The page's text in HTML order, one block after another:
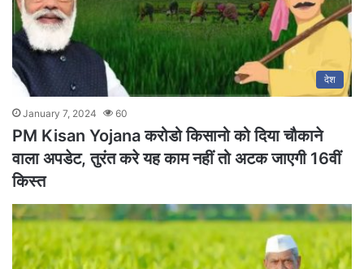
देश
January 7, 2024 60
PM Kisan Yojana करोडो किसानो को दिया चौकाने
वाला अपडेट, तुरंत करे यह काम नहीं तो अटक जाएगी 16वीं
किस्त